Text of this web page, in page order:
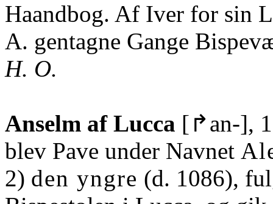
Haandbog. Af Iver for sin
A. gentagne Gange
H. O.
Anselm af Lucca [↱an-],
blev Pave under Navnet
2) den yngre (d. 1086),